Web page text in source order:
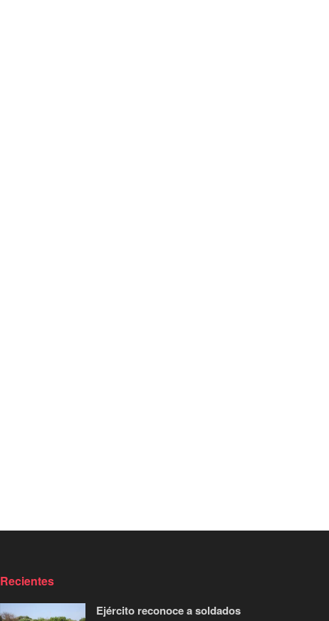
Recientes
Ejército reconoce a soldados